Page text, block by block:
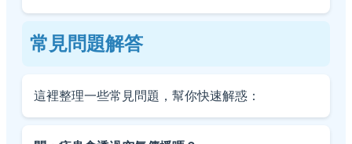
常見問題解答
這裡整理一些常見問題，幫你快速解惑：